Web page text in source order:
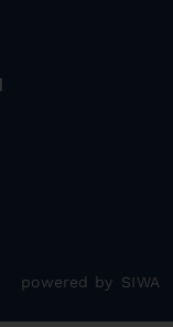
powered by SIWA